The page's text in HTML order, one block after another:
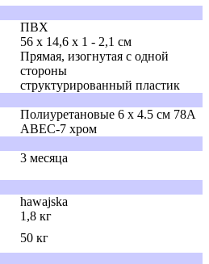
ПВХ
56 x 14,6 x 1 - 2,1 см
Прямая, изогнутая с одной
стороны
структурированный пластик
Полиуретановые 6 x 4.5 см 78А
ABEC-7 хром
3 месяца
hawajska
1,8 кг
50 кг